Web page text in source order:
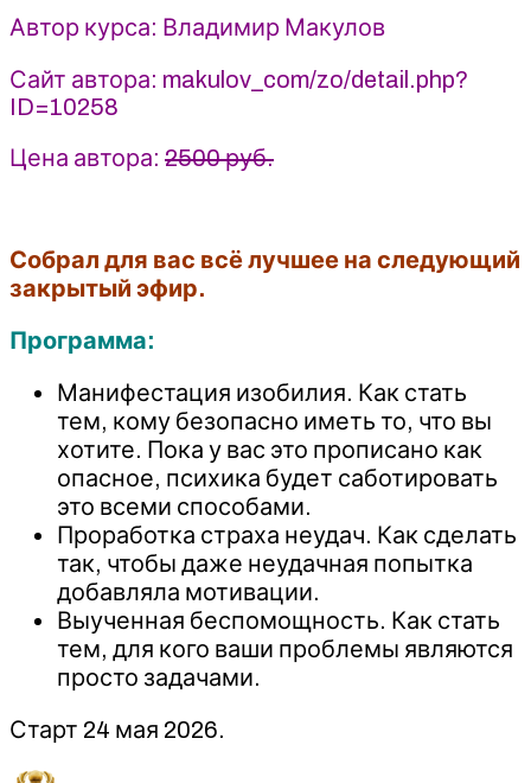
Автор курса: Владимир Макулов
Сайт автора: makulov_com/zo/detail.php?
ID=10258
Цена автора: 2500 руб.
Собрал для вас всё лучшее на следующий
закрытый эфир.
Программа:
Манифестация изобилия. Как стать
тем, кому безопасно иметь то, что вы
хотите. Пока у вас это прописано как
опасное, психика будет саботировать
это всеми способами.
Проработка страха неудач. Как сделать
так, чтобы даже неудачная попытка
добавляла мотивации.
Выученная беспомощность. Как стать
тем, для кого ваши проблемы являются
просто задачами.
Старт 24 мая 2026.